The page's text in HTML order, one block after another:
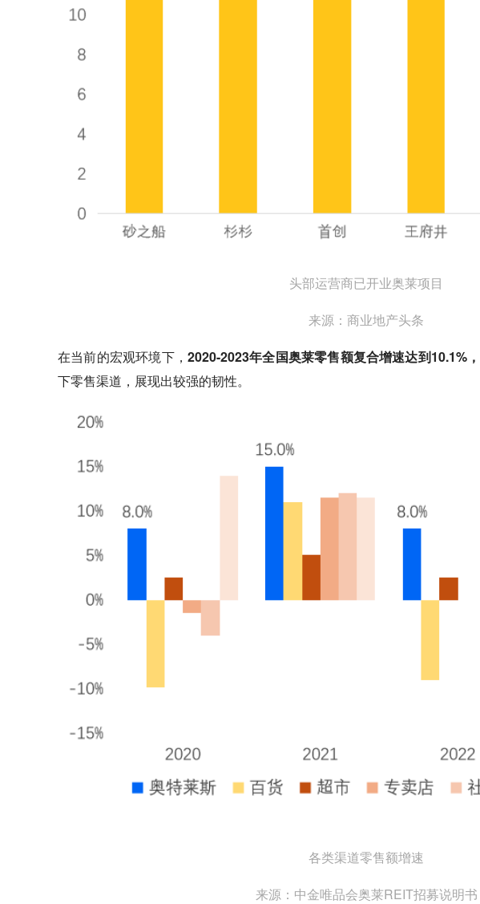
头部运营商已开业奥莱项目
来源：商业地产头条
在当前的宏观环境下， 2020-2023年全国奥莱零售额复合增速达到10.1%，
下零售渠道，展现出较强的韧性。
各类渠道零售额增速
来源：中金唯品会奥莱REIT招募说明书